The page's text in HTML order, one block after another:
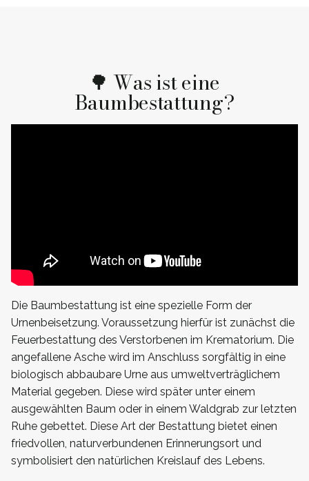
🌳 Was ist eine
Baumbestattung?
Die Baumbestattung ist eine spezielle Form der
Urnenbeisetzung. Voraussetzung hierfür ist zunächst die
Feuerbestattung des Verstorbenen im Krematorium. Die
angefallene Asche wird im Anschluss sorgfältig in eine
biologisch abbaubare Urne aus umweltverträglichem
Material gegeben. Diese wird später unter einem
ausgewählten Baum oder in einem Waldgrab zur letzten
Ruhe gebettet. Diese Art der Bestattung bietet einen
friedvollen, naturverbundenen Erinnerungsort und
symbolisiert den natürlichen Kreislauf des Lebens.